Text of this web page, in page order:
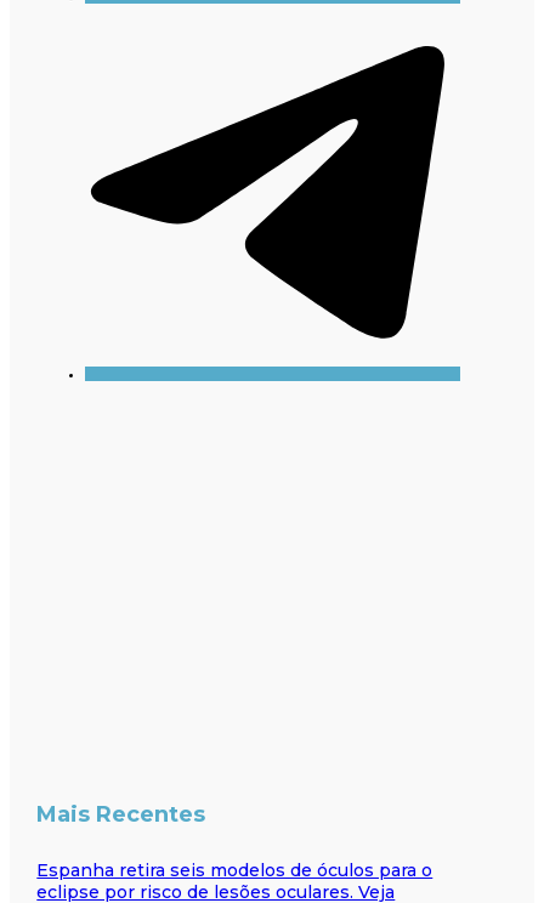
Mais Recentes
Espanha retira seis modelos de óculos para o
eclipse por risco de lesões oculares. Veja